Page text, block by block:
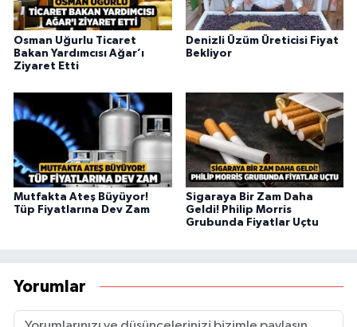
Osman Uğurlu Ticaret
Bakan Yardımcısı Ağar’ı
Ziyaret Etti
Denizli Üzüm Üreticisi Fiyat
Bekliyor
Mutfakta Ateş Büyüyor!
Tüp Fiyatlarına Dev Zam
Sigaraya Bir Zam Daha
Geldi! Philip Morris
Grubunda Fiyatlar Uçtu
Yorumlar